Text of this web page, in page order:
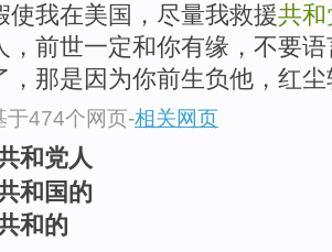
使我在美国，尽量我救援共和
，前世一定和你有缘，不要
，那是因为你前生负他，红
于474个网页-相关网页
和党人
和国的
和的